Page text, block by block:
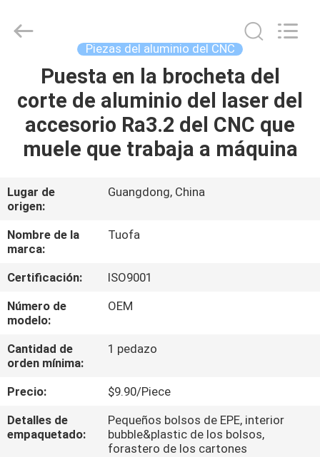
CASA.
PRODUCTOS
SOBRE
NOSOTROS
RECORRIDO
POR
LA
DE
CALIDAD
Tuofa
Technology
Piezas del aluminio del CNC
Puesta en la brocheta del
corte de aluminio del laser del
accesorio Ra3.2 del CNC que
muele que trabaja a máquina
Lugar de
origen:
Guangdong, China
Nombre de la
marca:
Tuofa
Certificación:
ISO9001
Número de
modelo:
OEM
Cantidad de
orden mínima:
1 pedazo
Precio:
$9.90/Piece
Detalles de
empaquetado:
Pequeños bolsos de EPE, interior
bubble&plastic de los bolsos,
forastero de los cartones